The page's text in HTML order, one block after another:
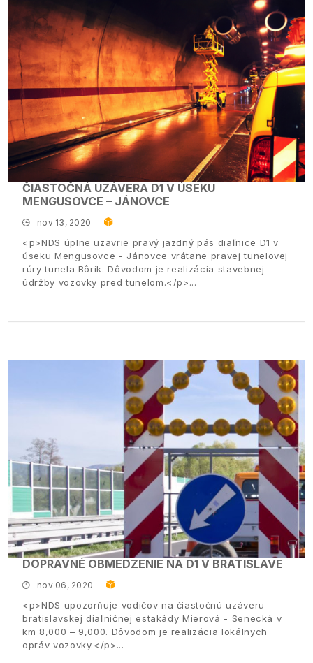
ČIASTOČNÁ UZÁVERA D1 V ÚSEKU
MENGUSOVCE – JÁNOVCE
nov 13, 2020
<p>NDS úplne uzavrie pravý jazdný pás diaľnice D1 v
úseku Mengusovce - Jánovce vrátane pravej tunelovej
rúry tunela Bôrik. Dôvodom je realizácia stavebnej
údržby vozovky pred tunelom.</p>
DOPRAVNÉ OBMEDZENIE NA D1 V BRATISLAVE
nov 06, 2020
<p>NDS upozorňuje vodičov na čiastočnú uzáveru
bratislavskej diaľničnej estakády Mierová - Senecká v
km 8,000 – 9,000. Dôvodom je realizácia lokálnych
opráv vozovky.</p>